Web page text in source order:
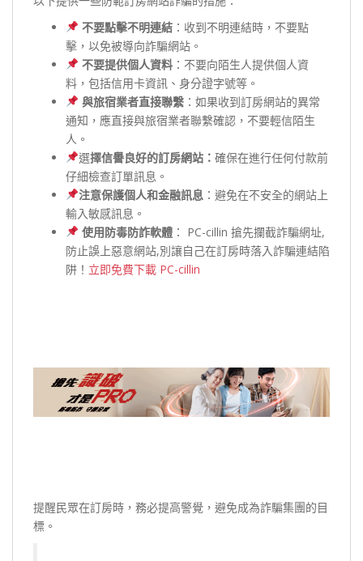
不要點擊不明連結：收到不明連結時，不要點
擊，以免被導向詐騙網站。
不要提供個人資料：不要向陌生人提供個人資
料，包括信用卡資訊、身分證字號等。
與旅宿業者直接聯繫：如果收到訂房網站的異常
通知，應直接與旅宿業者聯繫確認，不要輕信陌生
人。
選擇信譽良好的訂房網站： 確保在進行任何付款前
仔細檢查訂單訊息。
注意保護個人和金融訊息 ：避免在不安全的網站上
輸入敏感訊息。
使用防毒防詐軟體： PC-cillin 搶先攔截詐騙網址,
防止誤上惡意網站,別讓自己在訂房時落入詐騙連結陷
阱！ 立即免費下載 PC-cillin
提醒民眾在訂房時，務必提高警覺，避免成為詐騙集團的目
標。